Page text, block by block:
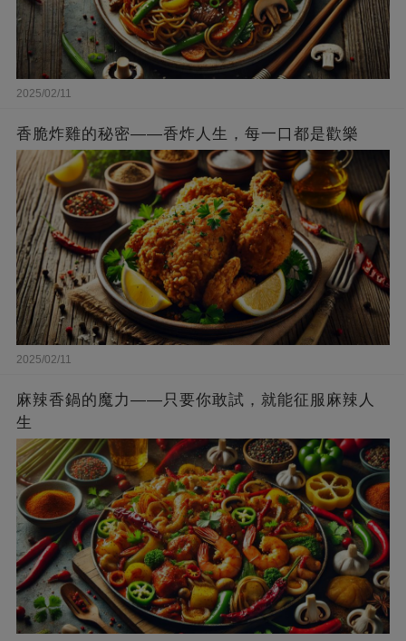
2025/02/11
香脆炸雞的秘密——香炸人生，每一口都是歡樂
2025/02/11
麻辣香鍋的魔力——只要你敢試，就能征服麻辣人
生